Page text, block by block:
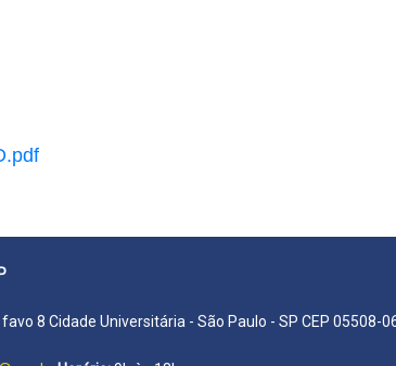
8 Cidade Universitária - São Paulo - SP CEP 05508-